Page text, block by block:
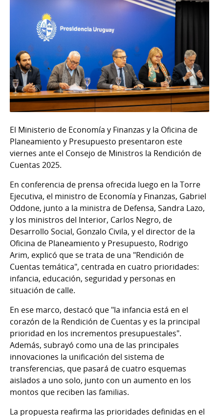
El Ministerio de Economía y Finanzas y la Oficina de
Planeamiento y Presupuesto presentaron este
viernes ante el Consejo de Ministros la Rendición de
Cuentas 2025.
En conferencia de prensa ofrecida luego en la Torre
Ejecutiva, el ministro de Economía y Finanzas, Gabriel
Oddone, junto a la ministra de Defensa, Sandra Lazo,
y los ministros del Interior, Carlos Negro, de
Desarrollo Social, Gonzalo Civila, y el director de la
Oficina de Planeamiento y Presupuesto, Rodrigo
Arim, explicó que se trata de una "Rendición de
Cuentas temática", centrada en cuatro prioridades:
infancia, educación, seguridad y personas en
situación de calle.
En ese marco, destacó que "la infancia está en el
corazón de la Rendición de Cuentas y es la principal
prioridad en los incrementos presupuestales".
Además, subrayó como una de las principales
innovaciones la unificación del sistema de
transferencias, que pasará de cuatro esquemas
aislados a uno solo, junto con un aumento en los
montos que reciben las familias.
La propuesta reafirma las prioridades definidas en el